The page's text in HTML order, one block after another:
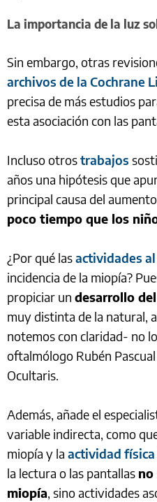
La importancia de la luz
Sin embargo, otras
archivos de la Cochrane
precisa de más estudios
esta asociación con las
Incluso otrostrabajos
años una hipótesis que
principal causa del
poco tiempo que los
¿Por qué lasactividades
incidencia de la miopía?
propiciar un desarrollo
muy distinta de la natural,
notemos con claridad- no
oftalmólogo Rubén Pascual
Ocultaris.
Además, añade el
variable indirecta, como
miopía y la actividad física
la lectura o las pantallas no
miopía, sino actividades